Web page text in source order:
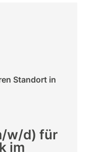
Standort in
w/d) für
im